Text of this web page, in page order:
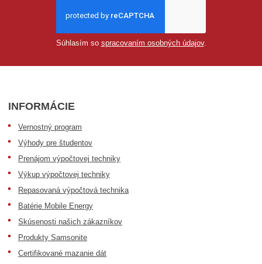
Súhlasím so spracovaním osobných údajov.
INFORMÁCIE
Vernostný program
Výhody pre študentov
Prenájom výpočtovej techniky
Výkup výpočtovej techniky
Repasovaná výpočtová technika
Batérie Mobile Energy
Skúsenosti našich zákazníkov
Produkty Samsonite
Certifikované mazanie dát